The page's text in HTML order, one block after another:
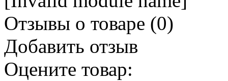
Отзывы о товаре (0)
Добавить отзыв
Оцените товар: